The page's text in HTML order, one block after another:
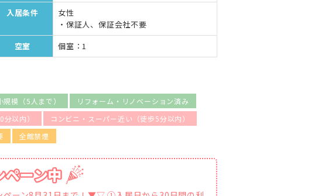
入居条件
女性
・保証人、保証会社不要
空室
個室：1
規模（5人まで）
リフォーム・リノベーション済み
以内）
コンビニ・スーパー近い（徒歩5分以内）
全館禁煙